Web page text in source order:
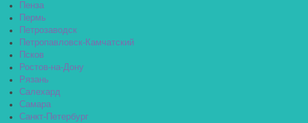
Пенза
Пермь
Петрозаводск
Петропавловск-Камчатский
Псков
Ростов-на-Дону
Рязань
Салехард
Самара
Санкт-Петербург